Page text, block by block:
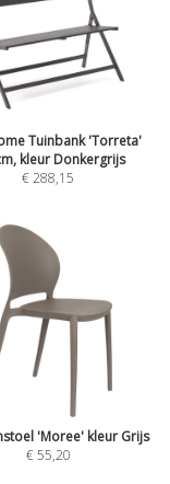
Tuinbank 'Torreta'
kleur Donkergrijs
€ 288,15
'Moree' kleur Grijs
€ 55,20